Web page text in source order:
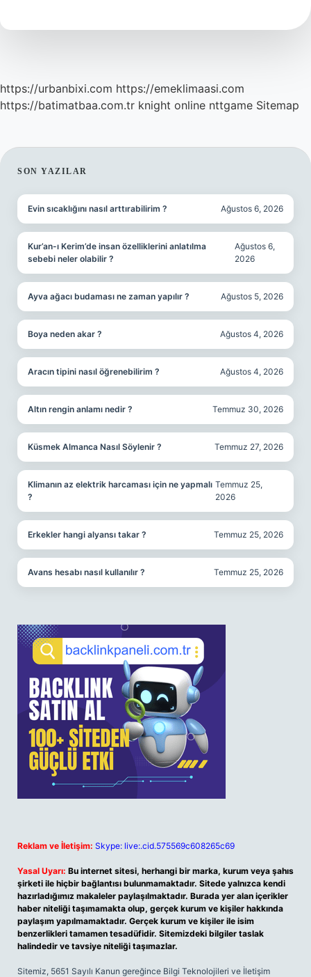
https://urbanbixi.com https://emeklimaasi.com
https://batimatbaa.com.tr knight online nttgame Sitemap
SIDEBAR
SON YAZILAR
Evin sıcaklığını nasıl arttırabilirim ? Ağustos 6, 2026
Kur’an-ı Kerim’de insan özelliklerini anlatılma
sebebi neler olabilir ?
Ağustos 6,
2026
Ayva ağacı budaması ne zaman yapılır ? Ağustos 5, 2026
Boya neden akar ? Ağustos 4, 2026
Aracın tipini nasıl öğrenebilirim ? Ağustos 4, 2026
Altın rengin anlamı nedir ? Temmuz 30, 2026
Küsmek Almanca Nasıl Söylenir ? Temmuz 27, 2026
Klimanın az elektrik harcaması için ne yapmalı
?
Temmuz 25,
2026
Erkekler hangi alyansı takar ? Temmuz 25, 2026
Avans hesabı nasıl kullanılır ? Temmuz 25, 2026
Reklam ve İletişim: Skype: live:.cid.575569c608265c69
Yasal Uyarı: Bu internet sitesi, herhangi bir marka, kurum veya şahıs
şirketi ile hiçbir bağlantısı bulunmamaktadır. Sitede yalnızca kendi
hazırladığımız makaleler paylaşılmaktadır. Burada yer alan içerikler
haber niteliği taşımamakta olup, gerçek kurum ve kişiler hakkında
paylaşım yapılmamaktadır. Gerçek kurum ve kişiler ile isim
benzerlikleri tamamen tesadüfidir. Sitemizdeki bilgiler taslak
halindedir ve tavsiye niteliği taşımazlar.
Sitemiz, 5651 Sayılı Kanun gereğince Bilgi Teknolojileri ve İletişim